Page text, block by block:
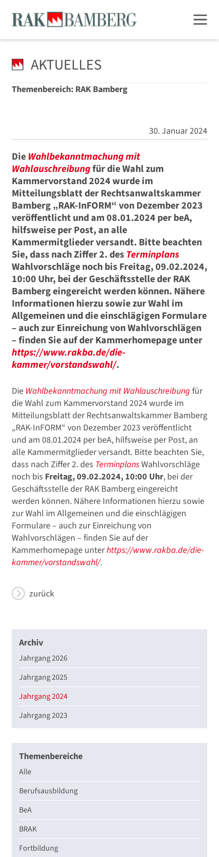
AKTUELLES
Themenbereich: RAK Bamberg
30. Januar 2024
DieWahlbekanntmachung mit
Wahlauschreibungfür die Wahl zum
Kammervorstand 2024 wurde im
Mitteilungsblatt der Rechtsanwaltskammer
Bamberg „RAK-InFORM“ von Dezember 2023
veröffentlicht und am 08.01.2024 per beA,
hilfsweise per Post, an alle
Kammermitglieder versandt. Bitte beachten
Sie, dass nach Ziffer 2. desTerminplans
Wahlvorschläge noch bisFreitag, 09.02.2024,
10:00 Uhr, bei der Geschäftsstelle der RAK
Bamberg eingereicht werden können. Nähere
Informationen hierzu sowie zur Wahl im
Allgemeinen und die einschlägigen Formulare
– auch zur Einreichung von Wahlvorschlägen
– finden Sie auf der Kammerhomepage unter
https://www.rakba.de/die-
kammer/vorstandswahl/.
Die Wahlbekanntmachung mit Wahlauschreibung für
die Wahl zum Kammervorstand 2024 wurde im
Mitteilungsblatt der Rechtsanwaltskammer Bamberg
„RAK-InFORM“ von Dezember 2023 veröffentlicht
und am 08.01.2024 per beA, hilfsweise per Post, an
alle Kammermitglieder versandt. Bitte beachten Sie,
dass nach Ziffer 2. des TerminplansWahlvorschläge
noch bis Freitag, 09.02.2024, 10:00 Uhr, bei der
Geschäftsstelle der RAK Bamberg eingereicht
werden können. Nähere Informationen hierzu sowie
zur Wahl im Allgemeinen und die einschlägigen
Formulare – auch zur Einreichung von
Wahlvorschlägen – finden Sie auf der
Kammerhomepage unterhttps://www.rakba.de/die-
kammer/vorstandswahl/.
zurück
Archiv
Jahrgang 2026
Jahrgang 2025
Jahrgang 2024
Jahrgang 2023
Themenbereiche
Alle
Berufsausbildung
BeA
BRAK
Fortbildung